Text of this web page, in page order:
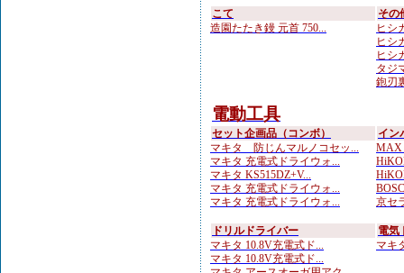
こて
造園たたき鏝 元首 750...
その
ヒシ
ヒシ
ヒシ
タジ
鉋刃
電動工具
セット企画品（コンボ）
マキタ 防じんマルノコセッ...
マキタ 充電式ドライウォ...
マキタ KS515DZ+V...
マキタ 充電式ドライウォ...
マキタ 充電式ドライウォ...
イン
MAX
京セ
ドリルドライバー
マキタ 10.8V充電式ド...
マキタ 10.8V充電式ド...
電気
マキ